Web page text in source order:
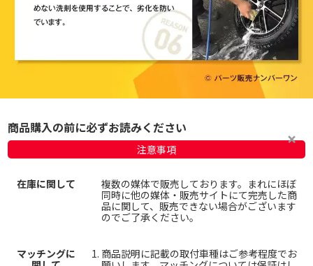
商品購入の前に必ずお読みください
注意事項
在庫に関して
複数の媒体で販売しております。まれにほぼ
同時に他の媒体・販売サイトにて完売した商
品に関して、販売できない場合がございます
のでご了承ください。
マッチングに
商品説明に記載の取付車種はご参考程度でお